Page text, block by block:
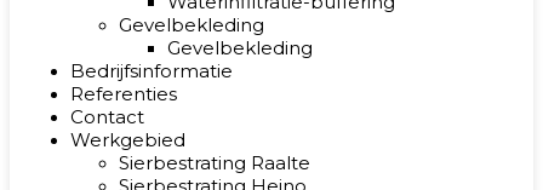
Gevelbekleding
Gevelbekleding
Bedrijfsinformatie
Referenties
Contact
Werkgebied
Sierbestrating Raalte
Sierbestrating Heino